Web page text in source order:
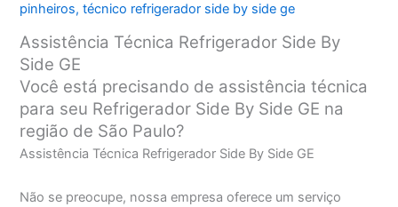
pinheiros,técnico refrigerador side by side ge
Assistência Técnica Refrigerador Side By
Side GE
Você está precisando de assistência técnica
para seu Refrigerador Side By Side GE na
região de São Paulo?
Assistência Técnica Refrigerador Side By Side GE
Não se preocupe, nossa empresa oferece um serviço